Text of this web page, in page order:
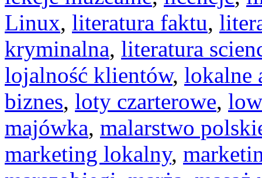
Linux, literatura faktu,
kryminalna, literatura
lojalność klientów, lokalne
biznes, loty czarterowe,
majówka, malarstwo
marketing lokalny,